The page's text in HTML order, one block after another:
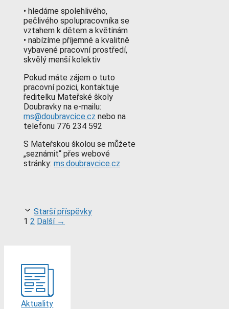
• hledáme spolehlivého,
pečlivého spolupracovníka se
vztahem k dětem a květinám
• nabízíme příjemné a kvalitně
vybavené pracovní prostředí,
skvělý menší kolektiv
Pokud máte zájem o tuto
pracovní pozici, kontaktuje
ředitelku Mateřské školy
Doubravky na e-mailu:
ms@doubravcice.cz nebo na
telefonu 776 234 592
S Mateřskou školou se můžete
„seznámit“ přes webové
stránky: ms.doubravcice.cz
Starší příspěvky
Stránka
1 Stránka
2 Další →
Aktuality